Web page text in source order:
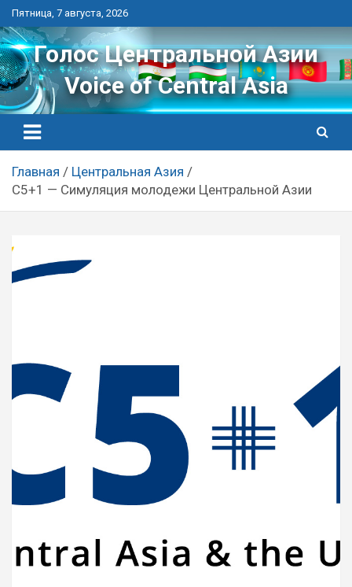
Перейти
к
контенту
Пятница, 7 августа, 2026
Голос Центральной Азии
Voice of Central Asia
Главная
Центральная Азия
C5+1 — Симуляция молодежи Центральной Азии